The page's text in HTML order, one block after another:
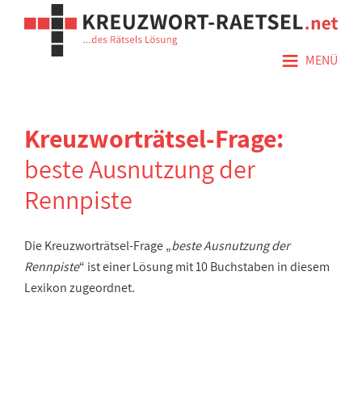
≡ MENÜ
Kreuzworträtsel-Frage:
beste Ausnutzung der
Rennpiste
Die Kreuzworträtsel-Frage „beste Ausnutzung der
Rennpiste“ ist einer Lösung mit 10 Buchstaben in diesem
Lexikon zugeordnet.